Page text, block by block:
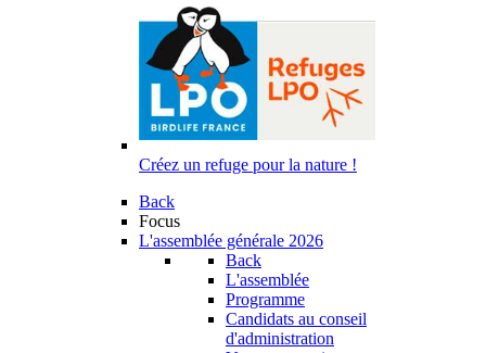
Créez un refuge pour la nature !
Back
Focus
L'assemblée générale 2026
Back
L'assemblée
Programme
Candidats au conseil
d'administration